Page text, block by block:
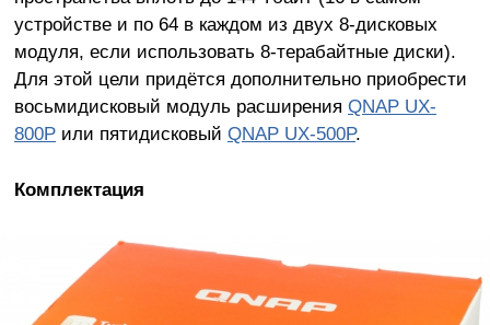
устройстве и по 64 в каждом из двух 8-дисковых
модуля, если использовать 8-терабайтные диски).
Для этой цели придётся дополнительно приобрести
восьмидисковый модуль расширения QNAP UX-
800Pили пятидисковый QNAP UX-500P.
Комплектация